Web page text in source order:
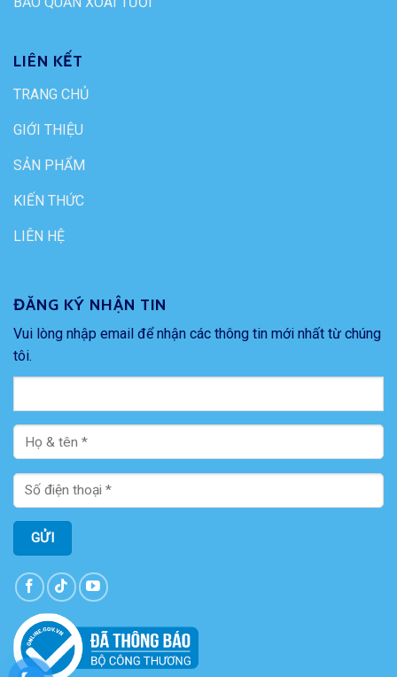
LIÊN KẾT
TRANG CHỦ
GIỚI THIỆU
SẢN PHẨM
KIẾN THỨC
LIÊN HỆ
ĐĂNG KÝ NHẬN TIN
Vui lòng nhập email để nhận các thông tin mới nhất từ chúng
tôi.